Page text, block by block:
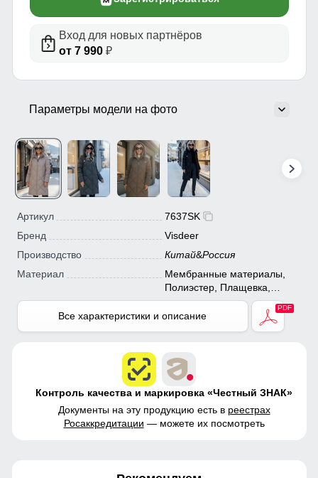
Вход для новых партнёров
от 7 990₽
Параметры модели на фото
Артикул
7637SK
Бренд
Visdeer
Производство
Китай&Россия
Материал
Мембранные материалы,
Полиэстер, Плащевка,
Болонь, Экологичные
материалы
Все характеристики и описание
Контроль качества и маркировка «Честный ЗНАК»
Документы на эту продукцию есть в реестрах
Росаккредитации — можете их посмотреть